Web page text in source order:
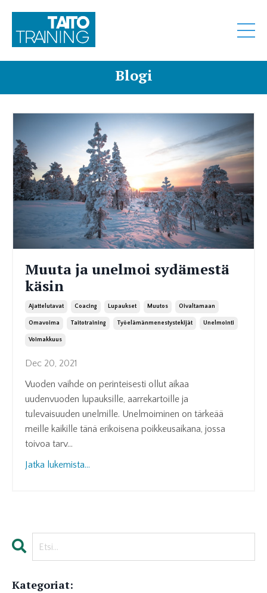
Blogi
Muuta ja unelmoi sydämestä
käsin
Ajattelutavat Coacing Lupaukset Muutos Oivaltamaan
Omavoima Taitotraining Työelämänmenestystekijät Unelmointi
Voimakkuus
Dec 20, 2021
Vuoden vaihde on perinteisesti ollut aikaa
uudenvuoden lupauksille, aarrekartoille ja
tulevaisuuden unelmille. Unelmoiminen on tärkeää
meille kaikille tänä erikoisena poikkeusaikana, jossa
toivoa tarv...
Jatka lukemista...
Kategoriat: